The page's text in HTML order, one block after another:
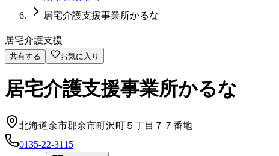
居宅介護支援事業所かるな
居宅介護支援
共有する お気に入り
居宅介護支援事業所かるな
北海道余市郡余市町沢町５丁目７７番地
0135-22-3115